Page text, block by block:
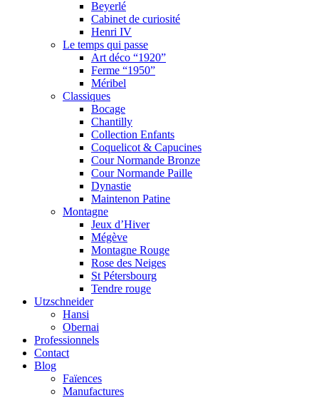
Beyerlé
Cabinet de curiosité
Henri IV
Le temps qui passe
Art déco “1920”
Ferme “1950”
Méribel
Classiques
Bocage
Chantilly
Collection Enfants
Coquelicot & Capucines
Cour Normande Bronze
Cour Normande Paille
Dynastie
Maintenon Patine
Montagne
Jeux d’Hiver
Mégève
Montagne Rouge
Rose des Neiges
St Pétersbourg
Tendre rouge
Utzschneider
Hansi
Obernai
Professionnels
Contact
Blog
Faïences
Manufactures